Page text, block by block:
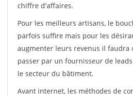
chiffre d'affaires.
Pour les meilleurs artisans, le
parfois suffire mais pour les
augmenter leurs revenus il faudra
passer par un fournisseur de
le secteur du bâtiment.
Avant internet, les méthodes de